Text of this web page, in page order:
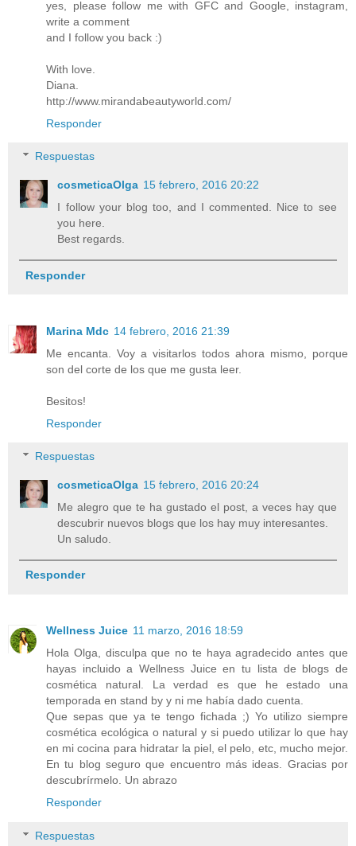
yes, please follow me with GFC and Google, instagram,
write a comment
and I follow you back :)
With love.
Diana.
http://www.mirandabeautyworld.com/
Responder
Respuestas
cosmeticaOlga 15 febrero, 2016 20:22
I follow your blog too, and I commented. Nice to see
you here.
Best regards.
Responder
Marina Mdc 14 febrero, 2016 21:39
Me encanta. Voy a visitarlos todos ahora mismo, porque
son del corte de los que me gusta leer.
Besitos!
Responder
Respuestas
cosmeticaOlga 15 febrero, 2016 20:24
Me alegro que te ha gustado el post, a veces hay que
descubrir nuevos blogs que los hay muy interesantes.
Un saludo.
Responder
Wellness Juice 11 marzo, 2016 18:59
Hola Olga, disculpa que no te haya agradecido antes que
hayas incluido a Wellness Juice en tu lista de blogs de
cosmética natural. La verdad es que he estado una
temporada en stand by y ni me había dado cuenta.
Que sepas que ya te tengo fichada ;) Yo utilizo siempre
cosmética ecológica o natural y si puedo utilizar lo que hay
en mi cocina para hidratar la piel, el pelo, etc, mucho mejor.
En tu blog seguro que encuentro más ideas. Gracias por
descubrírmelo. Un abrazo
Responder
Respuestas